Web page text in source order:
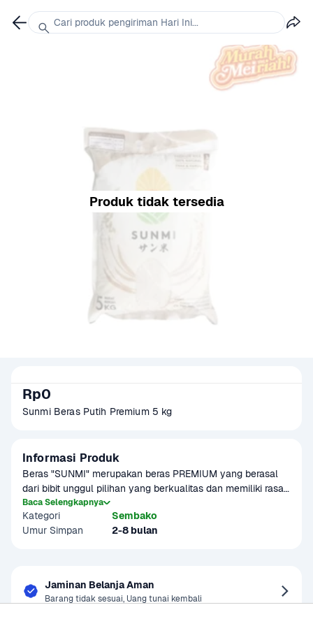
Produk tidak tersedia
Rp0
Sunmi Beras Putih Premium 5 kg
Informasi Produk
Beras "SUNMI" merupakan beras PREMIUM yang berasal
dari bibit unggul pilihan yang berkualitas dan memiliki rasa
yang lebih harum serta cocok untuk semua masakan.
Beras premium ini juga merupakan beras tanpa adanya
pemutih, pengawet, dan pewarna.
Baca Selengkapnya
Kategori
Sembako
Umur Simpan
2-8 bulan
Jaminan Belanja Aman
Barang tidak sesuai, Uang tunai kembali
Cari produk pengiriman Hari Ini...